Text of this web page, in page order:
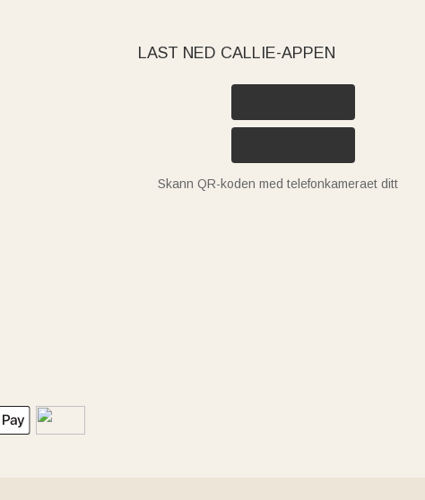
LAST NED CALLIE-APPEN
Skann QR-koden med telefonkameraet ditt